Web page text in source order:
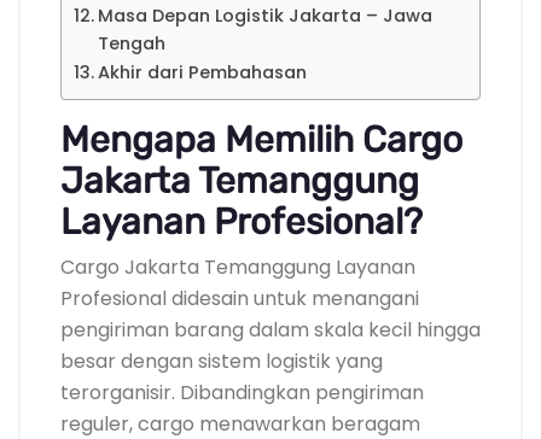
Masa Depan Logistik Jakarta – Jawa
Tengah
Akhir dari Pembahasan
Mengapa Memilih Cargo
Jakarta Temanggung
Layanan Profesional?
Cargo Jakarta Temanggung Layanan
Profesional didesain untuk menangani
pengiriman barang dalam skala kecil hingga
besar dengan sistem logistik yang
terorganisir. Dibandingkan pengiriman
reguler, cargo menawarkan beragam